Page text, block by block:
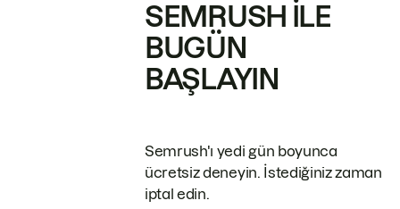
SEMRUSH ILE
BUGÜN
BAŞLAYIN
Semrush'ı yedi gün boyunca
ücretsiz deneyin. İstediğiniz zaman
iptal edin.